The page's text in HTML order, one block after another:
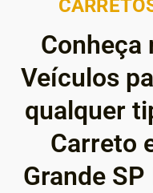
Conheça
Veículos
qualquer
Carreto
Grande